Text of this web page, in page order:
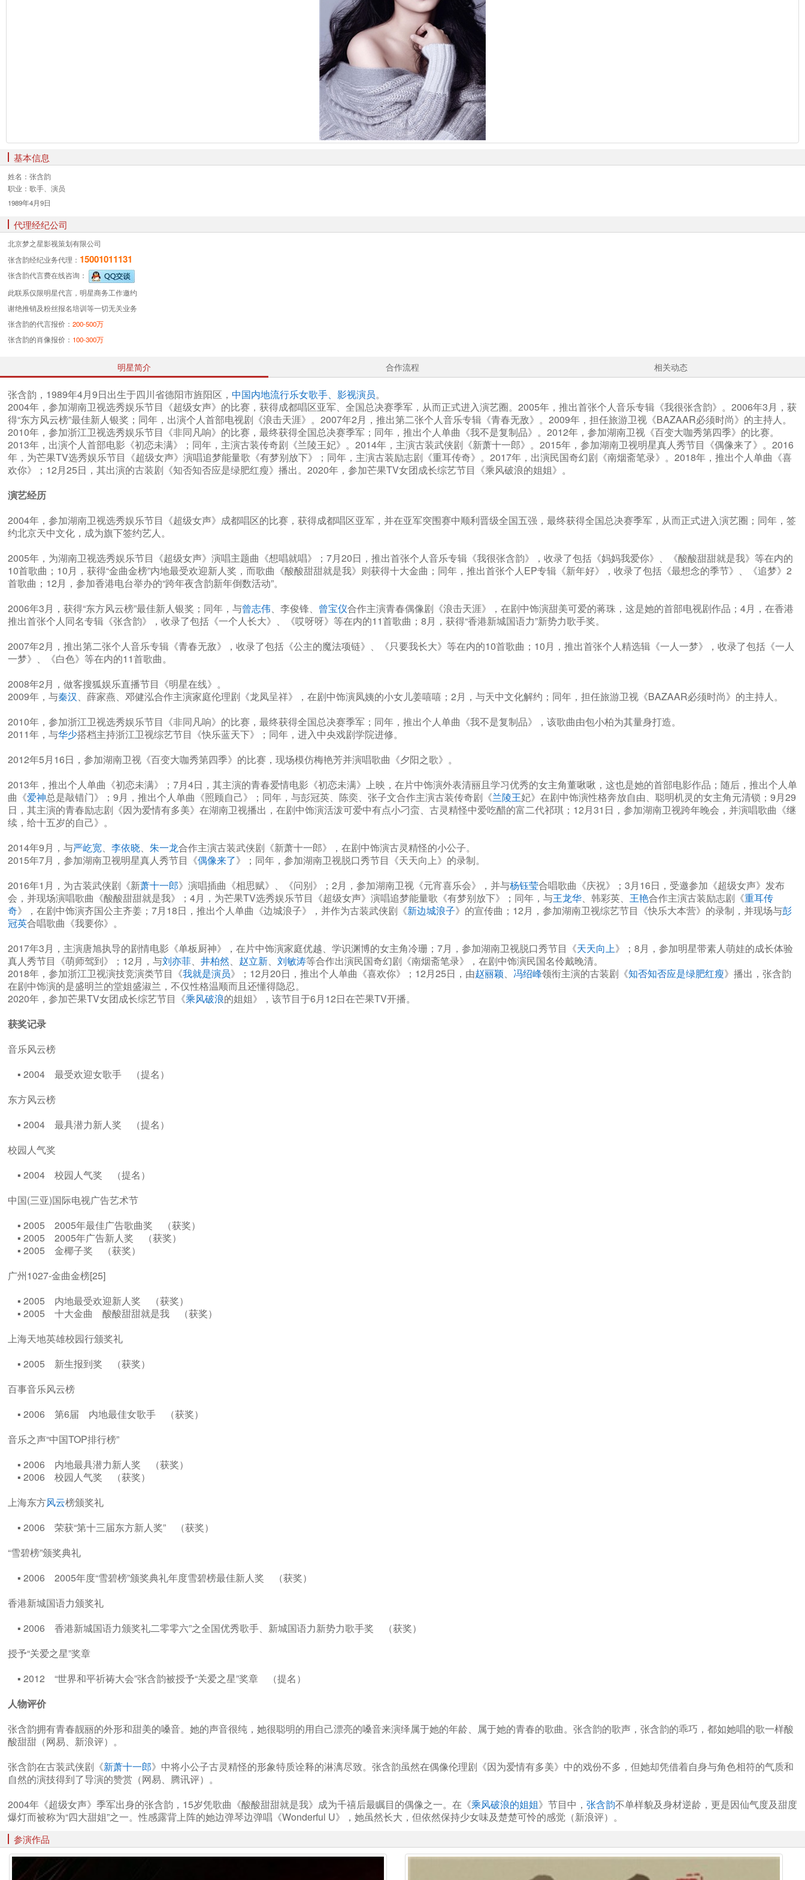
基本信息
姓名： 张含韵
职业： 歌手、演员
1989年4月9日
代理经纪公司
北京梦之星影视策划有限公司
张含韵经纪业务代理： 15001011131
张含韵代言费在线咨询：
此联系仅限明星代言，明星商务工作邀约
谢绝推销及粉丝报名培训等一切无关业务
张含韵的代言报价： 200-500万
张含韵的肖像报价： 100-300万
明星简介 合作流程 相关动态
张含韵，1989年4月9日出生于四川省德阳市旌阳区， 中国内地流行乐女歌手、影视演员。
2004年，参加湖南卫视选秀娱乐节目《超级女声》的比赛，获得成都唱区亚军、全国总决赛季军，从而正式进入演艺圈。2005年，推出首张个人音乐专辑《我很张含韵》。2006年3月，获
得“东方风云榜”最佳新人银奖；同年，出演个人首部电视剧《浪击天涯》。2007年2月，推出第二张个人音乐专辑《青春无敌》。2009年，担任旅游卫视《BAZAAR必须时尚》的主持人。
2010年，参加浙江卫视选秀娱乐节目《非同凡响》的比赛，最终获得全国总决赛季军；同年，推出个人单曲《我不是复制品》。2012年，参加湖南卫视《百变大咖秀第四季》的比赛。
2013年，出演个人首部电影《初恋未满》；同年，主演古装传奇剧《兰陵王妃》。2014年，主演古装武侠剧《新萧十一郎》。2015年，参加湖南卫视明星真人秀节目《偶像来了》。2016
年，为芒果TV选秀娱乐节目《超级女声》演唱追梦能量歌《有梦别放下》；同年，主演古装励志剧《重耳传奇》。2017年，出演民国奇幻剧《南烟斋笔录》。2018年，推出个人单曲《喜
欢你》；12月25日，其出演的古装剧《知否知否应是绿肥红瘦》播出。2020年，参加芒果TV女团成长综艺节目《乘风破浪的姐姐》。
演艺经历
2004年，参加湖南卫视选秀娱乐节目《超级女声》成都唱区的比赛，获得成都唱区亚军，并在亚军突围赛中顺利晋级全国五强，最终获得全国总决赛季军，从而正式进入演艺圈；同年，签
约北京天中文化，成为旗下签约艺人。
2005年，为湖南卫视选秀娱乐节目《超级女声》演唱主题曲《想唱就唱》；7月20日，推出首张个人音乐专辑《我很张含韵》，收录了包括《妈妈我爱你》、《酸酸甜甜就是我》等在内的
10首歌曲；10月，获得“金曲金榜”内地最受欢迎新人奖，而歌曲《酸酸甜甜就是我》则获得十大金曲；同年，推出首张个人EP专辑《新年好》，收录了包括《最想念的季节》、《追梦》2
首歌曲；12月，参加香港电台举办的“跨年夜含韵新年倒数活动”。
2006年3月，获得“东方风云榜”最佳新人银奖；同年，与曾志伟、李俊锋、 曾宝仪合作主演青春偶像剧《浪击天涯》，在剧中饰演甜美可爱的蒋珠，这是她的首部电视剧作品；4月，在香港
推出首张个人同名专辑《张含韵》，收录了包括《一个人长大》、《哎呀呀》等在内的11首歌曲；8月，获得“香港新城国语力”新势力歌手奖。
2007年2月，推出第二张个人音乐专辑《青春无敌》，收录了包括《公主的魔法项链》、《只要我长大》等在内的10首歌曲；10月，推出首张个人精选辑《一人一梦》，收录了包括《一人
一梦》、《白色》等在内的11首歌曲。
2008年2月，做客搜狐娱乐直播节目《明星在线》。
2009年，与秦汉、薛家燕、邓健泓合作主演家庭伦理剧《龙凤呈祥》，在剧中饰演凤姨的小女儿姜嘻嘻；2月，与天中文化解约；同年，担任旅游卫视《BAZAAR必须时尚》的主持人。
2010年，参加浙江卫视选秀娱乐节目《非同凡响》的比赛，最终获得全国总决赛季军；同年，推出个人单曲《我不是复制品》，该歌曲由包小柏为其量身打造。
2011年，与华少搭档主持浙江卫视综艺节目《快乐蓝天下》；同年，进入中央戏剧学院进修。
2012年5月16日，参加湖南卫视《百变大咖秀第四季》的比赛，现场模仿梅艳芳并演唱歌曲《夕阳之歌》。
2013年，推出个人单曲《初恋未满》；7月4日，其主演的青春爱情电影《初恋未满》上映，在片中饰演外表清丽且学习优秀的女主角董啾啾，这也是她的首部电影作品；随后，推出个人单
曲《爱神总是敲错门》；9月，推出个人单曲《照顾自己》；同年，与彭冠英、陈奕、张子文合作主演古装传奇剧《兰陵王妃》在剧中饰演性格奔放自由、聪明机灵的女主角元清锁；9月29
日，其主演的青春励志剧《因为爱情有多美》在湖南卫视播出，在剧中饰演活泼可爱中有点小刁蛮、古灵精怪中爱吃醋的富二代祁琪；12月31日，参加湖南卫视跨年晚会，并演唱歌曲《继
续，给十五岁的自己》。
2014年9月，与严屹宽、 李依晓、 朱一龙合作主演古装武侠剧《新萧十一郎》，在剧中饰演古灵精怪的小公子。
2015年7月，参加湖南卫视明星真人秀节目《偶像来了》；同年，参加湖南卫视脱口秀节目《天天向上》的录制。
2016年1月，为古装武侠剧《新萧十一郎》演唱插曲《相思赋》、《问别》；2月，参加湖南卫视《元宵喜乐会》，并与杨钰莹合唱歌曲《庆祝》；3月16日，受邀参加《超级女声》发布
会，并现场演唱歌曲《酸酸甜甜就是我》；4月，为芒果TV选秀娱乐节目《超级女声》演唱追梦能量歌《有梦别放下》；同年，与王龙华、韩彩英、 王艳合作主演古装励志剧《重耳传
奇》，在剧中饰演齐国公主齐姜；7月18日，推出个人单曲《边城浪子》，并作为古装武侠剧《新边城浪子》的宣传曲；12月，参加湖南卫视综艺节目《快乐大本营》的录制，并现场与彭
冠英合唱歌曲《我要你》。
2017年3月，主演唐旭执导的剧情电影《单板厨神》，在片中饰演家庭优越、学识渊博的女主角冷珊；7月，参加湖南卫视脱口秀节目《天天向上》；8月，参加明星带素人萌娃的成长体验
真人秀节目《萌师驾到》；12月，与刘亦菲、 井柏然、 赵立新、 刘敏涛等合作出演民国奇幻剧《南烟斋笔录》，在剧中饰演民国名伶戴晚清。
2018年，参加浙江卫视演技竞演类节目《我就是演员》；12月20日，推出个人单曲《喜欢你》；12月25日，由赵丽颖、 冯绍峰领衔主演的古装剧《知否知否应是绿肥红瘦》播出，张含韵
在剧中饰演的是盛明兰的堂姐盛淑兰，不仅性格温顺而且还懂得隐忍。
2020年，参加芒果TV女团成长综艺节目《乘风破浪的姐姐》，该节目于6月12日在芒果TV开播。
获奖记录
音乐风云榜
▪ 2004 最受欢迎女歌手 （提名）
东方风云榜
▪ 2004 最具潜力新人奖 （提名）
校园人气奖
▪ 2004 校园人气奖 （提名）
中国(三亚)国际电视广告艺术节
▪ 2005 2005年最佳广告歌曲奖 （获奖）
▪ 2005 2005年广告新人奖 （获奖）
▪ 2005 金椰子奖 （获奖）
广州1027-金曲金榜[25]
▪ 2005 内地最受欢迎新人奖 （获奖）
▪ 2005 十大金曲 酸酸甜甜就是我 （获奖）
上海天地英雄校园行颁奖礼
▪ 2005 新生报到奖 （获奖）
百事音乐风云榜
▪ 2006 第6届 内地最佳女歌手 （获奖）
音乐之声“中国TOP排行榜”
▪ 2006 内地最具潜力新人奖 （获奖）
▪ 2006 校园人气奖 （获奖）
上海东方风云榜颁奖礼
▪ 2006 荣获“第十三届东方新人奖” （获奖）
“雪碧榜”颁奖典礼
▪ 2006 2005年度“雪碧榜”颁奖典礼年度雪碧榜最佳新人奖 （获奖）
香港新城国语力颁奖礼
▪ 2006 香港新城国语力颁奖礼二零零六”之全国优秀歌手、新城国语力新势力歌手奖 （获奖）
授予“关爱之星”奖章
▪ 2012 “世界和平祈祷大会”张含韵被授予“关爱之星”奖章 （提名）
人物评价
张含韵拥有青春靓丽的外形和甜美的嗓音。她的声音很纯，她很聪明的用自己漂亮的嗓音来演绎属于她的年龄、属于她的青春的歌曲。张含韵的歌声，张含韵的乖巧，都如她唱的歌一样酸
酸甜甜（网易、新浪评）。
张含韵在古装武侠剧《新萧十一郎》中将小公子古灵精怪的形象特质诠释的淋漓尽致。张含韵虽然在偶像伦理剧《因为爱情有多美》中的戏份不多，但她却凭借着自身与角色相符的气质和
自然的演技得到了导演的赞赏（网易、腾讯评）。
2004年《超级女声》季军出身的张含韵，15岁凭歌曲《酸酸甜甜就是我》成为千禧后最瞩目的偶像之一。在《乘风破浪的姐姐》节目中， 张含韵不单样貌及身材逆龄，更是因仙气度及甜度
爆灯而被称为“四大甜姐”之一。性感露背上阵的她边弹琴边弹唱《Wonderful U》，她虽然长大，但依然保持少女味及楚楚可怜的感觉（新浪评）。
参演作品